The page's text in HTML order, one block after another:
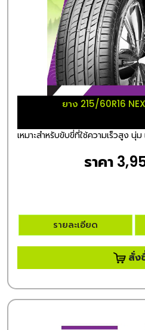
ยาง 215/60R16
เหมาะสำหรับขับขี่ที่ใช้ความเร็วสูง
ราคา
รายละเอียด
สั่ง